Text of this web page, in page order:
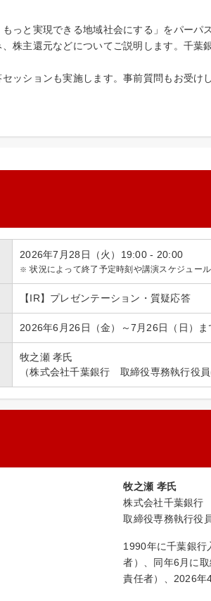
っと実現できる地域社会にする」をパー
株主還元などについてご説明します。千
ッションも実施します。事前質問もお受
2026年7月28日（火）19:00 - 20:00
状況によって終了予定時刻や講演スケジュー
【IR】プレゼンテーション・質疑応答
2026年6月26日（金）～7月26日（日）ま
牧之瀬 孝氏
（株式会社千葉銀行 取締役専務執行役員
牧之瀬 孝氏
株式会社千葉銀行
取締役専務執行役
1990年に千葉銀行
者）、同年6月に
責任者）、2026年